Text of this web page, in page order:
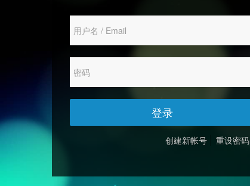
创建新帐号 重设密码
登录